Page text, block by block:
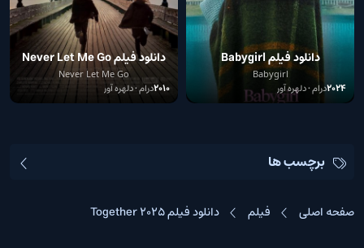
دانلود فیلم Babygirl
Babygirl
2024درام • دلهره آور
دانلود فیلم Never Let Me Go
Never Let Me Go
2010درام • دلهره آور
برچسب ها
صفحه اصلی فیلم دانلود فیلم Together 2025